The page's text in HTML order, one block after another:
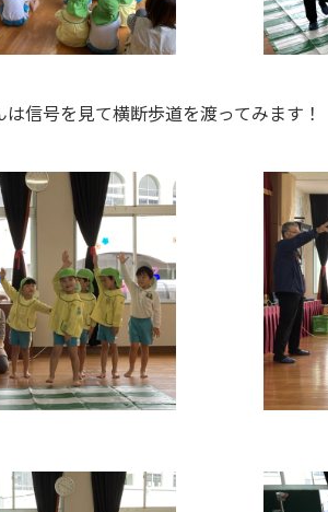
信号を見て横断歩道を渡ってみます！